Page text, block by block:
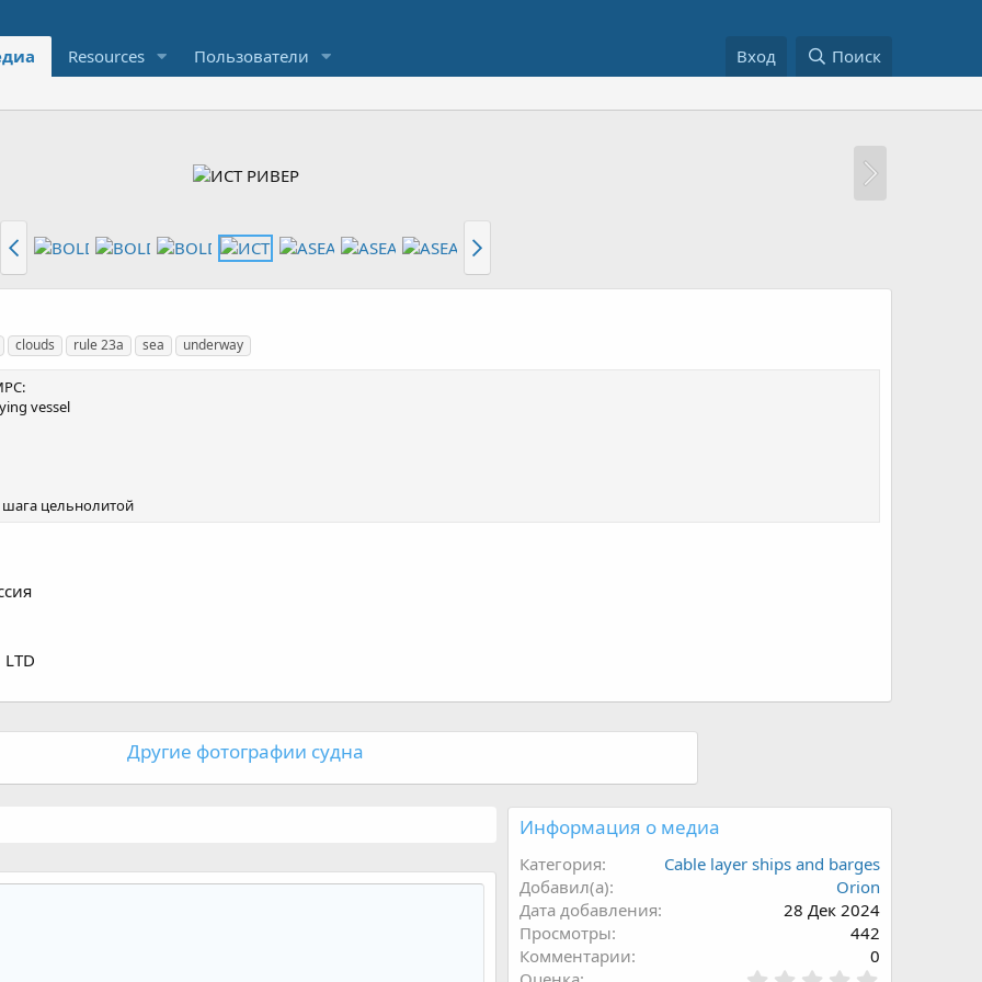
Resources Пользователи Вход Поиск
clouds rule 23a sea underway
vessel
шага цельнолитой
LTD
Другие фотографии судна
Информация о медиа
Категория
Cable layer ships and barges
Добавил(а)
Orion
Дата добавления
28 Дек 2024
Просмотры
442
Комментарии
0